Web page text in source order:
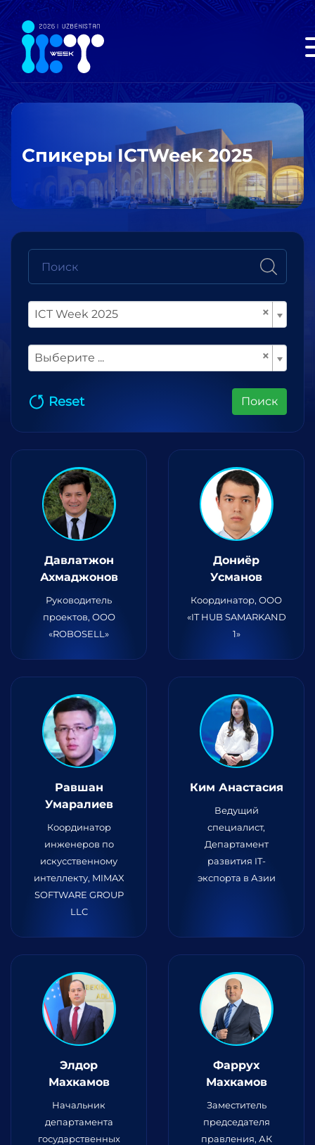
Спикеры ICTWeek 2025
×
ICT Week 2025
×
Выберите ...
Reset Поиск
Давлатжон
Ахмаджонов
Руководитель
проектов, ООО
«ROBOSELL»
Дониёр
Усманов
Координатор, ООО
«IT HUB SAMARKAND
1»
Равшан
Умаралиев
Координатор
инженеров по
искусственному
интеллекту, MIMAX
SOFTWARE GROUP
LLC
Ким Анастасия
Ведущий
специалист,
Департамент
развития IT-
экспорта в Азии
Элдор
Махкамов
Начальник
департамента
государственных
Фаррух
Махкамов
Заместитель
председателя
правления, АК